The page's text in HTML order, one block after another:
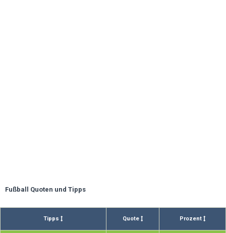
Fußball Quoten und Tipps
Tipps Quote Prozent